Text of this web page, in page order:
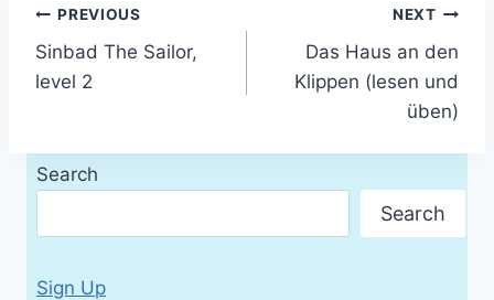
Post
navigation
PREVIOUS
Sinbad The Sailor,
level 2
NEXT
Das Haus an den
Klippen (lesen und
üben)
Search
Search
Sign Up